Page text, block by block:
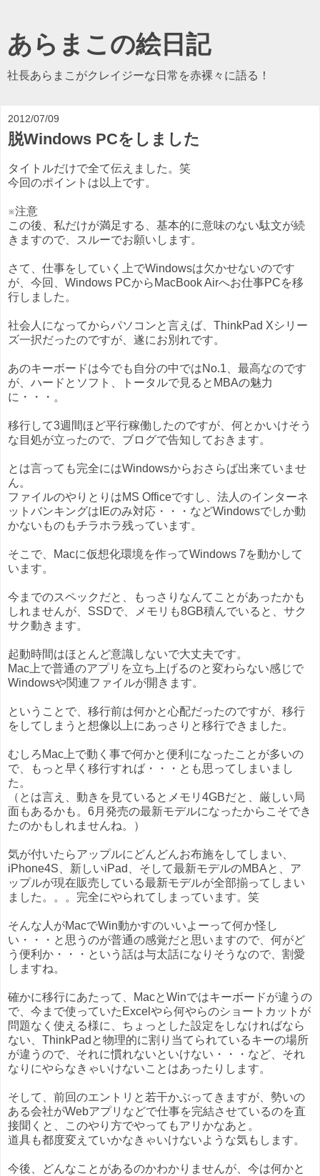
あらまこの絵日記
社長あらまこがクレイジーな日常を赤裸々に語る！
2012/07/09
脱Windows PCをしました
タイトルだけで全て伝えました。笑
今回のポイントは以上です。
※注意
この後、私だけが満足する、基本的に意味のない駄文が続
きますので、スルーでお願いします。
さて、仕事をしていく上でWindowsは欠かせないのです
が、今回、Windows PCからMacBook Airへお仕事PCを移
行しました。
社会人になってからパソコンと言えば、ThinkPad Xシリー
ズ一択だったのですが、遂にお別れです。
あのキーボードは今でも自分の中ではNo.1、最高なのです
が、ハードとソフト、トータルで見るとMBAの魅力
に・・・。
移行して3週間ほど平行稼働したのですが、何とかいけそう
な目処が立ったので、ブログで告知しておきます。
とは言っても完全にはWindowsからおさらば出来ていませ
ん。
ファイルのやりとりはMS Officeですし、法人のインターネ
ットバンキングはIEのみ対応・・・などWindowsでしか動
かないものもチラホラ残っています。
そこで、Macに仮想化環境を作ってWindows 7を動かして
います。
今までのスペックだと、もっさりなんてことがあったかも
しれませんが、SSDで、メモリも8GB積んでいると、サク
サク動きます。
起動時間はほとんど意識しないで大丈夫です。
Mac上で普通のアプリを立ち上げるのと変わらない感じで
Windowsや関連ファイルが開きます。
ということで、移行前は何かと心配だったのですが、移行
をしてしまうと想像以上にあっさりと移行できました。
むしろMac上で動く事で何かと便利になったことが多いの
で、もっと早く移行すれば・・・とも思ってしまいまし
た。
（とは言え、動きを見ているとメモリ4GBだと、厳しい局
面もあるかも。6月発売の最新モデルになったからこそでき
たのかもしれませんね。）
気が付いたらアップルにどんどんお布施をしてしまい、
iPhone4S、新しいiPad、そして最新モデルのMBAと、ア
ップルが現在販売している最新モデルが全部揃ってしまい
ました。。。完全にやられてしまっています。笑
そんな人がMacでWin動かすのいいよーって何か怪し
い・・・と思うのが普通の感覚だと思いますので、何がど
う便利か・・・という話は与太話になりそうなので、割愛
しますね。
確かに移行にあたって、MacとWinではキーボードが違うの
で、今まで使っていたExcelやら何やらのショートカットが
問題なく使える様に、ちょっとした設定をしなければなら
ない、ThinkPadと物理的に割り当てられているキーの場所
が違うので、それに慣れないといけない・・・など、それ
なりにやらなきゃいけないことはあったりします。
そして、前回のエントリと若干かぶってきますが、勢いの
ある会社がWebアプリなどで仕事を完結させているのを直
接聞くと、このやり方でやってもアリかなあと。
道具も都度変えていかなきゃいけないような気もします。
今後、どんなことがあるのかわかりませんが、今は何かと